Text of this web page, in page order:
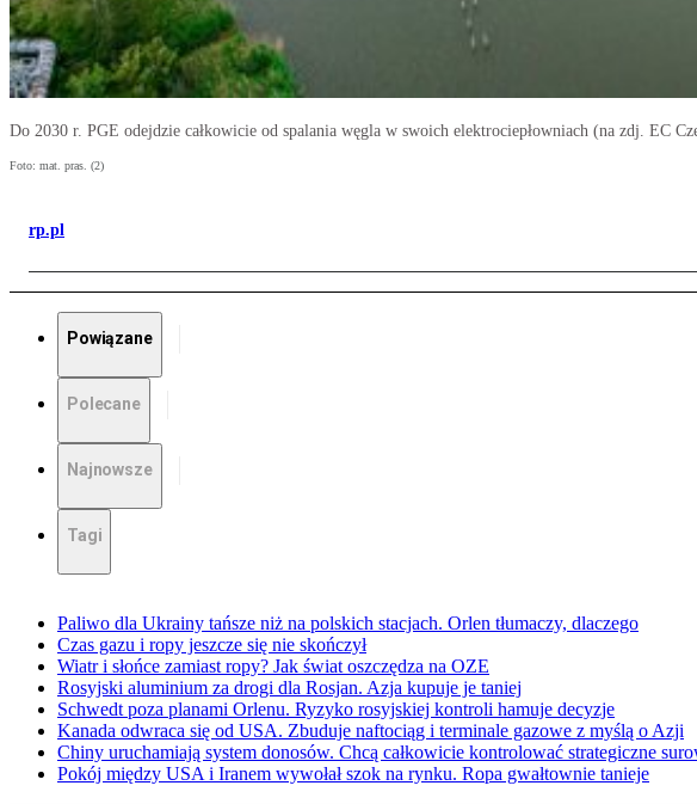
Do 2030 r. PGE odejdzie całkowicie od spalania węgla w swoich elektrociepłowniach (na zdj. EC
Foto: mat. pras. (2)
rp.pl
Powiązane
Polecane
Najnowsze
Tagi
Paliwo dla Ukrainy tańsze niż na polskich stacjach. Orlen tłumaczy, dlaczego
Czas gazu i ropy jeszcze się nie skończył
Wiatr i słońce zamiast ropy? Jak świat oszczędza na OZE
Rosyjski aluminium za drogi dla Rosjan. Azja kupuje je taniej
Schwedt poza planami Orlenu. Ryzyko rosyjskiej kontroli hamuje decyzje
Kanada odwraca się od USA. Zbuduje naftociąg i terminale gazowe z myślą o Azji
Chiny uruchamiają system donosów. Chcą całkowicie kontrolować strategiczne
Pokój między USA i Iranem wywołał szok na rynku. Ropa gwałtownie tanieje